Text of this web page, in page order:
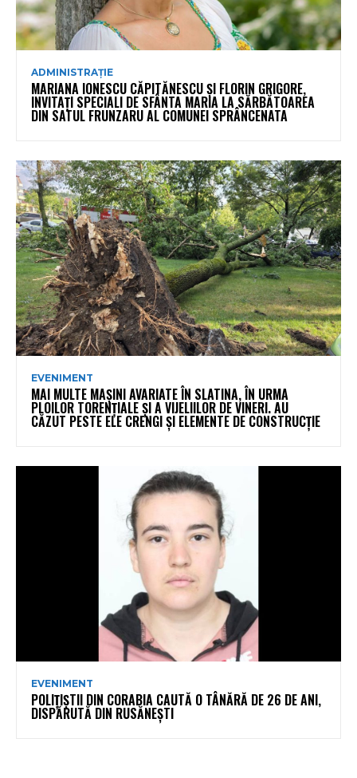
ADMINISTRAȚIE
MARIANA IONESCU CĂPITĂNESCU ȘI FLORIN GRIGORE,
INVITAȚI SPECIALI DE SFÂNTA MARIA LA SĂRBĂTOAREA
DIN SATUL FRUNZARU AL COMUNEI SPRÂNCENATA
EVENIMENT
MAI MULTE MAȘINI AVARIATE ÎN SLATINA, ÎN URMA
PLOILOR TORENȚIALE ȘI A VIJELIILOR DE VINERI. AU
CĂZUT PESTE ELE CRENGI ȘI ELEMENTE DE CONSTRUCȚIE
EVENIMENT
POLIȚIȘTII DIN CORABIA CAUTĂ O TÂNĂRĂ DE 26 DE ANI,
DISPĂRUTĂ DIN RUSĂNEȘTI